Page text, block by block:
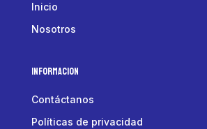
Inicio
Nosotros
Informacion
Contáctanos
Políticas de privacidad